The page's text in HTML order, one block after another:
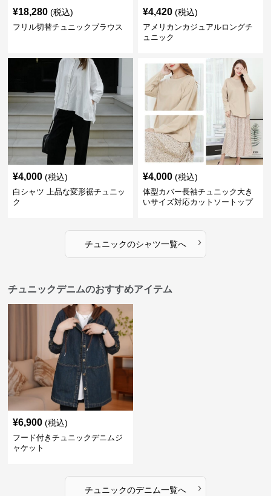
¥18,280 (税込)
フリル切替チュニックブラウス
¥4,420 (税込)
アメリカンカジュアルロングチ
ュニック
¥4,000 (税込)
白シャツ 上品な変形裾チュニッ
ク
¥4,000 (税込)
体型カバー長袖チュニック大き
いサイズ対応カットソートップ
チュニックのシャツ一覧へ ›
チュニックデニムのおすすめアイテム
¥6,900 (税込)
フード付きチュニックデニムジ
ャケット
チュニックのデニム一覧へ ›